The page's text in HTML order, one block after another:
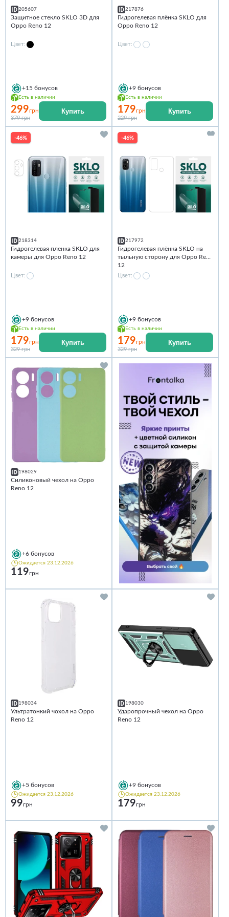
205607
Защитное стекло SKLO 3D для
Oppo Reno 12
Цвет:
+15 бонусов
Есть в наличии
299грн
379 грн
Купить
217876
Гидрогелевая плёнка SKLO для
Oppo Reno 12
Цвет:
+9 бонусов
Есть в наличии
179грн
229 грн
Купить
-46%
218314
Гидрогелевая пленка SKLO для
камеры для Oppo Reno 12
Цвет:
+9 бонусов
Есть в наличии
179грн
329 грн
Купить
-46%
217972
Гидрогелевая плёнка SKLO на
тыльную сторону для Oppo Reno
12
Цвет:
+9 бонусов
Есть в наличии
179грн
329 грн
Купить
198029
Силиконовый чехол на Oppo
Reno 12
+6 бонусов
Ожидается 23.12.2026
119грн
198034
Ультратонкий чохол на Oppo
Reno 12
+5 бонусов
Ожидается 23.12.2026
99грн
198030
Ударопрочный чехол на Oppo
Reno 12
+9 бонусов
Ожидается 23.12.2026
179грн